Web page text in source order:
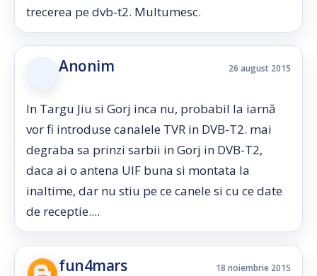
trecerea pe dvb-t2. Multumesc.
Anonim 26 august 2015
In Targu Jiu si Gorj inca nu, probabil la iarnă
vor fi introduse canalele TVR in DVB-T2. mai
degraba sa prinzi sarbii in Gorj in DVB-T2,
daca ai o antena UIF buna si montata la
inaltime, dar nu stiu pe ce canele si cu ce date
de receptie....
fun4mars 18 noiembrie 2015